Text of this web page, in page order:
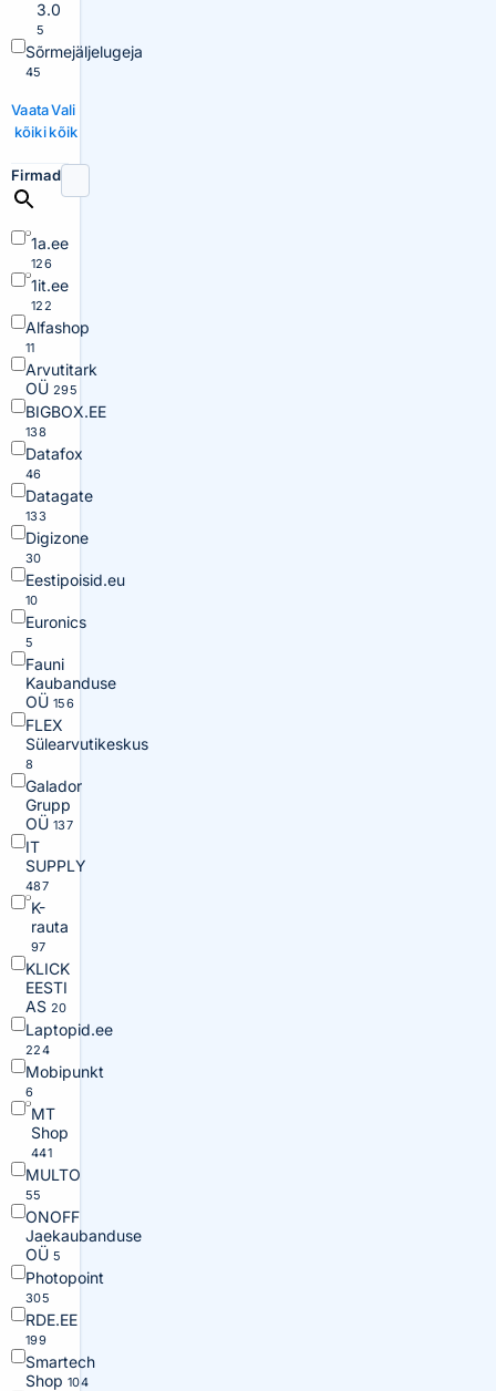
3.0
5
Sõrmejäljelugeja
45
Vaata
kõiki
Vali
kõik
Firmad
1a.ee
126
1it.ee
122
Alfashop
11
Arvutitark
OÜ 295
BIGBOX.EE
138
Datafox
46
Datagate
133
Digizone
30
Eestipoisid.eu
10
Euronics
5
Fauni
Kaubanduse
OÜ 156
FLEX
Sülearvutikeskus
8
Galador
Grupp
OÜ 137
IT
SUPPLY
487
K-
rauta
97
KLICK
EESTI
AS 20
Laptopid.ee
224
Mobipunkt
6
MT
Shop
441
MULTO
55
ONOFF
Jaekaubanduse
OÜ 5
Photopoint
305
RDE.EE
199
Smartech
Shop 104